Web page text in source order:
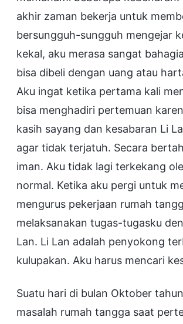
akhir zaman bekerja untuk
bersungguh-sungguh mengejar
kekal, aku merasa sangat
bisa dibeli dengan uang atau
Aku ingat ketika pertama kali
bisa menghadiri pertemuan
kasih sayang dan kesabaran Li
agar tidak terjatuh. Secara
iman. Aku tidak lagi terkekang
normal. Ketika aku pergi untuk
mengurus pekerjaan rumah
melaksanakan tugas-tugasku
Lan. Li Lan adalah penyokong
kulupakan. Aku harus mencari
Suatu hari di bulan Oktober
masalah rumah tangga saat